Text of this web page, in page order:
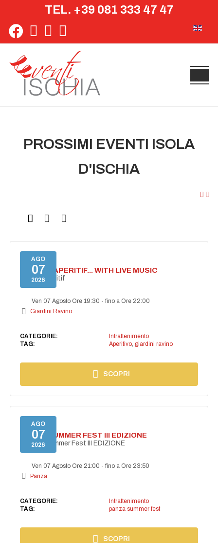
TEL. +39 081 333 47 47
PROSSIMI EVENTI ISOLA
D'ISCHIA
AGO
07
2026
SECRET APERITIF... WITH LIVE MUSIC
Secret aperitif
Ven 07 Agosto Ore 19:30 -fino a Ore 22:00
Giardini Ravino
CATEGORIE:
Intrattenimento
TAG:
Aperitivo, giardini ravino
SCOPRI
AGO
07
2026
PANZA SUMMER FEST III EDIZIONE
PANZA Summer Fest III EDIZIONE
Ven 07 Agosto Ore 21:00 -fino a Ore 23:50
Panza
CATEGORIE:
Intrattenimento
TAG:
panza summer fest
SCOPRI